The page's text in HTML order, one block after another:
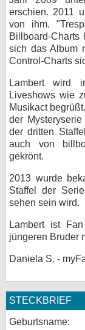
erschien. 2011
von ihm.
Billboard-
sich das Album
Control-Charts
Lambert wird
Liveshows wie
Musikact
der Mysteryserie
der dritten
auch von
gekrönt.
2013 wurde
Staffel der
sehen sein wird.
Lambert ist
jüngeren Bruder
Daniela S. -
STECKBRIEF
Geburtsname: